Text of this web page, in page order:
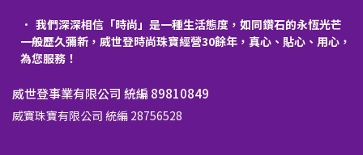
我們深深相信「時尚」是一種生活態度，如同鑽石的永恆光芒
一般歷久彌新，威世登時尚珠寶經營30餘年，真心、貼心、用心，
為您服務！
威世登事業有限公司 統編 89810849
威寶珠寶有限公司 統編 28756528